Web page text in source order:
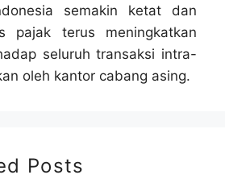
semakin ketat dan
pajak terus meningkatkan
seluruh transaksi intra-
oleh kantor cabang asing.
Posts